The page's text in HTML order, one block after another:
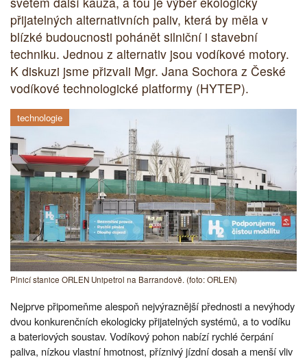
přijatelných alternativních paliv, která by měla v
blízké budoucnosti pohánět silniční i stavební
techniku. Jednou z alternativ jsou vodíkové motory.
K diskuzi jsme přizvali Mgr. Jana Sochora z České
vodíkové technologické platformy (HYTEP).
technologie
Plnicí stanice ORLEN Unipetrol na Barrandově. (foto: ORLEN)
Nejprve připomeňme alespoň nejvýraznější přednosti a nevýhody
dvou konkurenčních ekologicky přijatelných systémů, a to vodíku
a bateriových soustav. Vodíkový pohon nabízí rychlé čerpání
paliva, nízkou vlastní hmotnost, příznivý jízdní dosah a menší vliv